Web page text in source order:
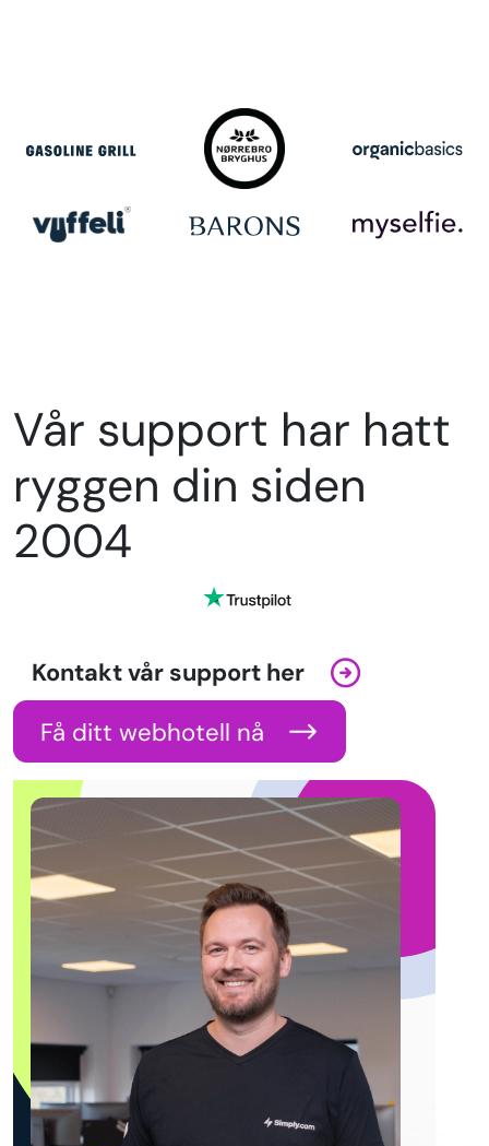
Vår support har hatt
ryggen din siden
2004
Kontakt vår support her
Få ditt webhotell nå